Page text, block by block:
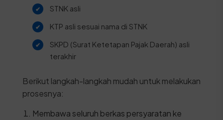
STNK asli
KTP asli sesuai nama di STNK
SKPD (Surat Ketetapan Pajak Daerah) asli
terakhir
Berikut langkah-langkah mudah untuk melakukan
prosesnya:
Membawa seluruh berkas persyaratan ke